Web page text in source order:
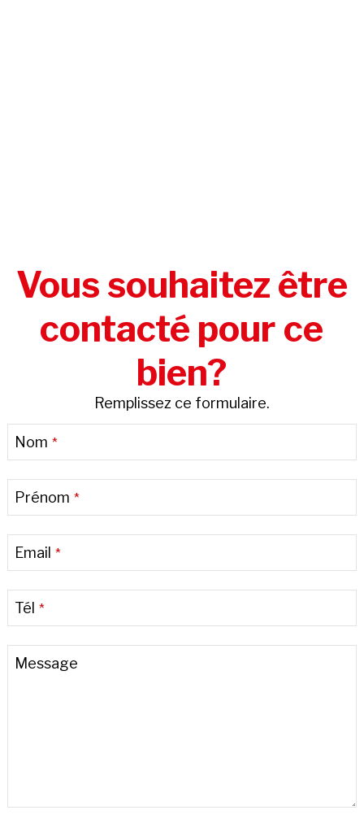
Vous souhaitez être
contacté pour ce
bien?
Remplissez ce formulaire.
Nom *
Prénom *
Email *
Tél *
URL *
Message